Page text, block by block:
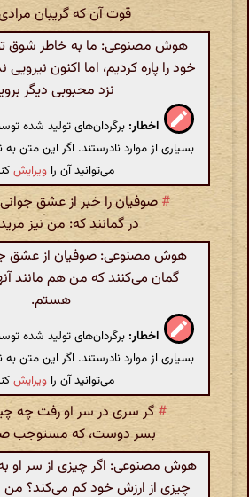
قوت آن که گریبان
هوش مصنوعی: ما به خاطر شوق
خود را پاره کردیم، اما اکنون
نزد محبوبی دیگر
اخطار: برگردان‌های تولید شده
بسیاری از موارد نادرستند. اگر این متن
می‌توانید آن را ویرایش
# صوفیان را خبر از عشق
در گمانند که: من نیز
هوش مصنوعی: صوفیان از عشق
گمان می‌کنند که من هم مانند
هستم.
اخطار: برگردان‌های تولید شده
بسیاری از موارد نادرستند. اگر این متن
می‌توانید آن را ویرایش
# گر سری در سر او رفت چه
بسر دوست، که مستوجب
هوش مصنوعی: اگر چیزی از سر او
چیزی از ارزش خود کم می‌کند؟